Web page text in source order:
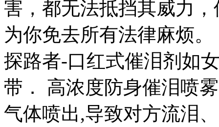
害，都无法抵挡其威力
为你免去所有法律麻烦。
探路者-口红式催泪剂如
带． 高浓度防身催泪喷
气体喷出,导致对方流泪